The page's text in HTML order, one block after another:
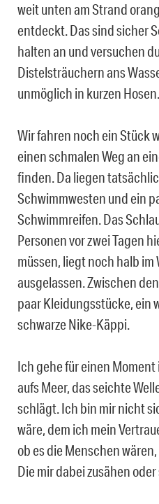
weit unten am Strand
entdeckt. Das sind sicher
halten an und versuchen
Distelsträuchern ans
unmöglich in kurzen Hosen.
Wir fahren noch ein Stück
einen schmalen Weg an
finden. Da liegen
Schwimmwesten und ein
Schwimmreifen. Das
Personen vor zwei Tagen
müssen, liegt noch halb im
ausgelassen. Zwischen
paar Kleidungsstücke, ein
schwarze Nike-Käppi.
Ich gehe für einen
aufs Meer, das seichte
schlägt. Ich bin mir nicht
wäre, dem ich mein
ob es die Menschen
Die mir dabei zusähen